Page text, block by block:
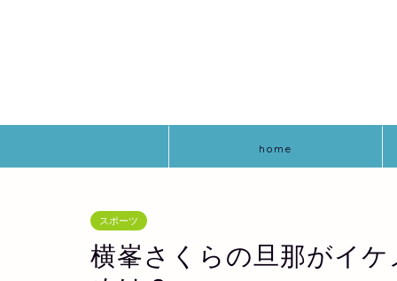
home
スポーツ
横峯さくらの旦那がイ